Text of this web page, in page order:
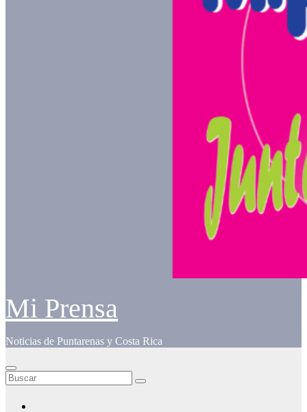
Mi Prensa
Noticias de Puntarenas y Costa Rica